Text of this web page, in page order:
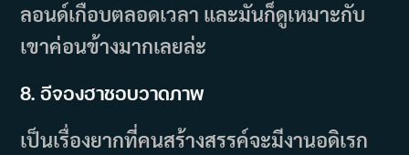
ลอนด์เกือบตลอดเวลา และมันก็ดูเหมาะกับ
เขาค่อนข้างมากเลยล่ะ
8. อีจองฮาชอบวาดภาพ
เป็นเรื่องยากที่คนสร้างสรรค์จะมีงานอดิเรก